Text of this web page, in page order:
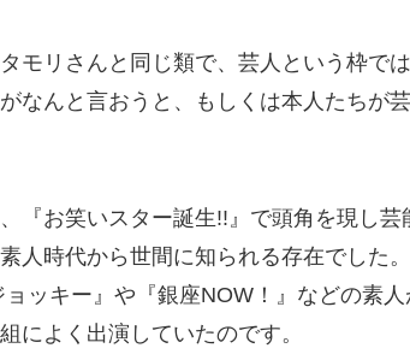
モリさんと同じ類で、芸人という枠で
なんと言おうと、もしくは本人たちが
『お笑いスター誕生!!』で頭角を現し
人時代から世間に知られる存在でした。
ッキー』や『銀座NOW！』などの素
によく出演していたのです。